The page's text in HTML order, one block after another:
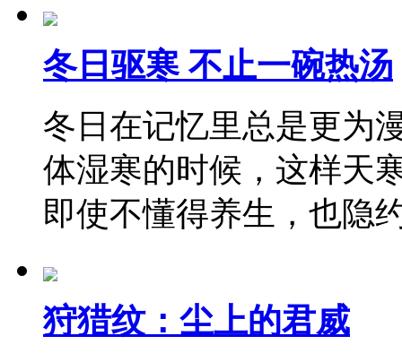
冬日驱寒 不止一碗热汤
冬日在记忆里总是更为
体湿寒的时候，这样天
即使不懂得养生，也
狩猎纹：尘上的君威